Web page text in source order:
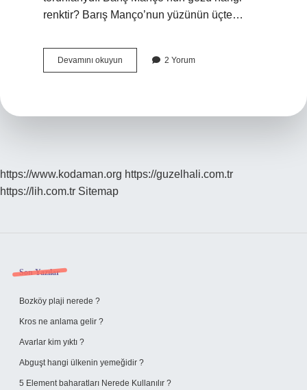
renktir? Barış Manço’nun yüzünün üçte…
Devamını okuyun
Manço
2 Yorum
https://www.kodaman.org https://guzelhali.com.tr
https://lih.com.tr Sitemap
Sidebar
Son Yazılar
Bozköy plaji nerede ?
Kros ne anlama gelir ?
Avarlar kim yıktı ?
Abguşt hangi ülkenin yemeğidir ?
5 Element baharatları Nerede Kullanılır ?